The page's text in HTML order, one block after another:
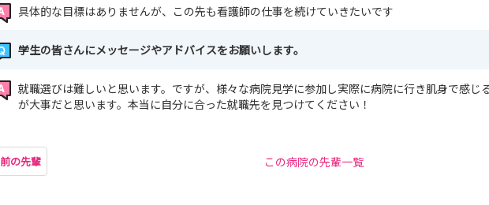
具体的な目標はありませんが、この先も看護師の仕事を続けていきたいです
学生の皆さんにメッセージやアドバイスをお願いします。
就職選びは難しいと思います。ですが、様々な病院見学に参加し実際に病院に行き肌身で感じ
が大事だと思います。本当に自分に合った就職先を見つけてください！
前の先輩 この病院の先輩一覧